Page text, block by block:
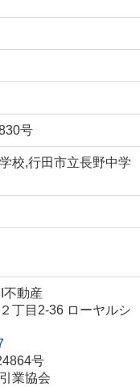
号
校,行田市立長野中学
不動産
丁目2-36 ローヤルシ
号
業協会